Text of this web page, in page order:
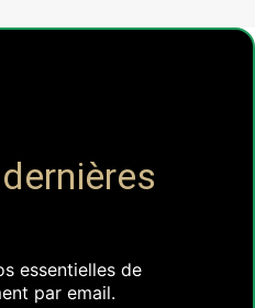
essentielles de
par email.